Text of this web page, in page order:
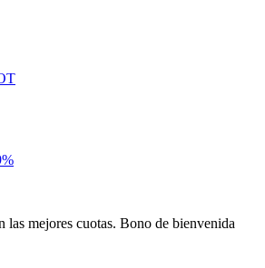
%
las mejores cuotas. Bono de bienvenida